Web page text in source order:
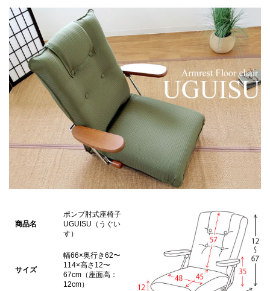
商品名
ポンプ肘式座椅子
UGUISU（うぐい
す）
サイズ
幅66×奥行き62〜
114×高さ12〜
67cm（座面高：
12cm）